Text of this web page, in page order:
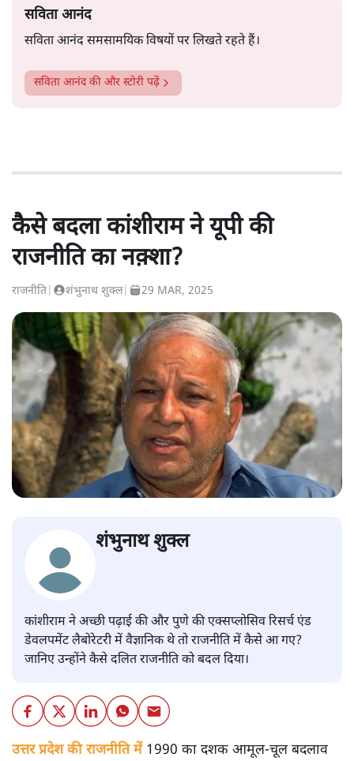
सविता आनंद
सविता आनंद समसामयिक विषयों पर लिखते रहते हैं।
सविता आनंदकी और स्टोरी पढ़ें
कैसे बदला कांशीराम ने यूपी की
राजनीति का नक़्शा?
राजनीति शंभुनाथ शुक्ल| 29 MAR, 2025
शंभुनाथ शुक्ल
कांशीराम ने अच्छी पढ़ाई की और पुणे की एक्सप्लोसिव रिसर्च एंड
डेवलपमेंट लैबोरेटरी में वैज्ञानिक थे तो राजनीति में कैसे आ गए?
जानिए उन्होंने कैसे दलित राजनीति को बदल दिया।
उत्तर प्रदेश की राजनीति में1990 का दशक आमूल-चूल बदलाव